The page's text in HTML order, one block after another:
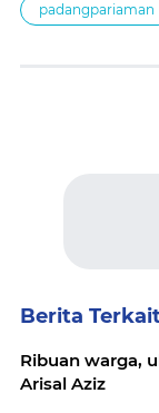
padangpariaman
Berita
Ribuan warga,
Arisal Aziz